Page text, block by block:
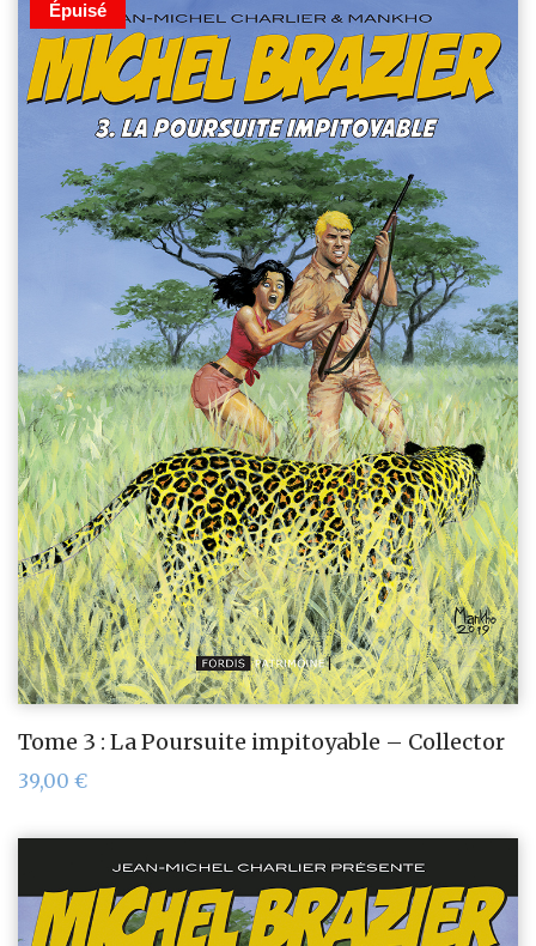
Épuisé
Tome 3 : La Poursuite impitoyable – Collector
39,00 €